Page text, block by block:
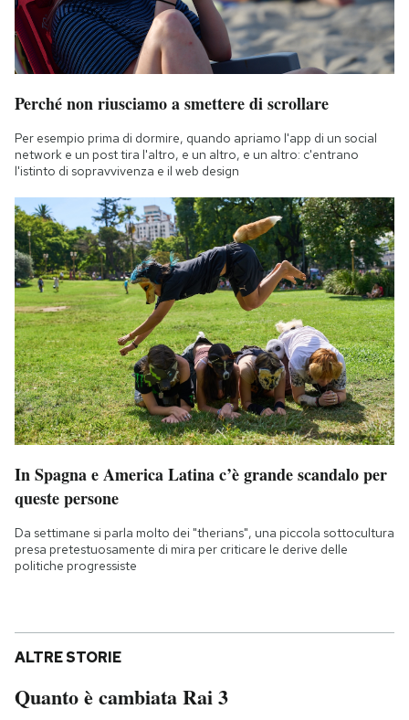
Perché non riusciamo a smettere di scrollare
Per esempio prima di dormire, quando apriamo l'app di un social
network e un post tira l'altro, e un altro, e un altro: c'entrano
l'istinto di sopravvivenza e il web design
In Spagna e America Latina c’è grande scandalo per
queste persone
Da settimane si parla molto dei "therians", una piccola sottocultura
presa pretestuosamente di mira per criticare le derive delle
politiche progressiste
ALTRE STORIE
Quanto è cambiata Rai 3